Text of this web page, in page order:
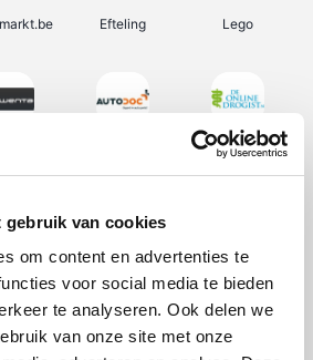
gebruik van cookies
om content en advertenties te
voor social media te bieden
te analyseren. Ook delen we
van onze site met onze
Efteling Lego
De Online Drogist
Adidas Hotels.com